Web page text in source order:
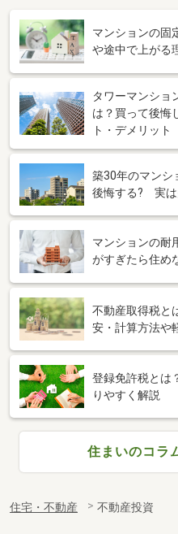
マンションの固
や途中で上がる
タワーマンショ
は？買って後悔
ト・デメリット
築30年のマンシ
後悔する? 実は
マンションの耐
がすぎたら住め
不動産取得税と
安・計算方法や
登録免許税とは
りやすく解説
住まいのコラ
住宅・不動産 不動産投資